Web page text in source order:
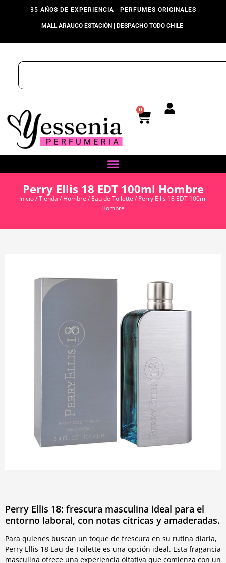
35 AÑOS DE EXPERIENCIA | PERFUMES ORIGINALES
MALL ARAUCO ESTACIÓN | DESPACHO TODO CHILE
0
Perry Ellis 18 EDT 100ml Hombre
Inicio/Tienda / Hombre / Eau de Toilette / Perry Ellis 18 EDT 100ml
Hombre
Perry Ellis 18: frescura masculina ideal para el
entorno laboral, con notas cítricas y amaderadas.
Para quienes buscan un toque de frescura en su rutina diaria,
Perry Ellis 18 Eau de Toilette es una opción ideal. Esta fragancia
masculina ofrece una experiencia olfativa que comienza con un